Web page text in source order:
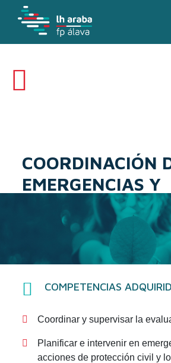
COORDINACIÓN
EMERGENCIAS Y
PROTECCIÓN
Ciclo formativo GRADO
COMPETENCIAS
Coordinar y supervisar la
Planificar e intervenir en
acciones de protección civil y